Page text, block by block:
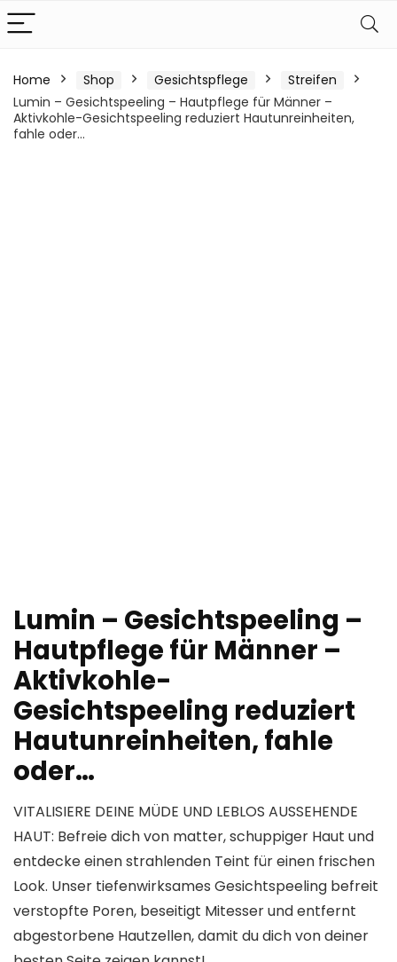
Home Shop Gesichtspflege
Streifen
Lumin – Gesichtspeeling – Hautpflege für Männer –
Aktivkohle-Gesichtspeeling reduziert Hautunreinheiten,
fahle oder…
Lumin – Gesichtspeeling –
Hautpflege für Männer –
Aktivkohle-
Gesichtspeeling reduziert
Hautunreinheiten, fahle
oder…
VITALISIERE DEINE MÜDE UND LEBLOS AUSSEHENDE
HAUT: Befreie dich von matter, schuppiger Haut und
entdecke einen strahlenden Teint für einen frischen
Look. Unser tiefenwirksames Gesichtspeeling befreit
verstopfte Poren, beseitigt Mitesser und entfernt
abgestorbene Hautzellen, damit du dich von deiner